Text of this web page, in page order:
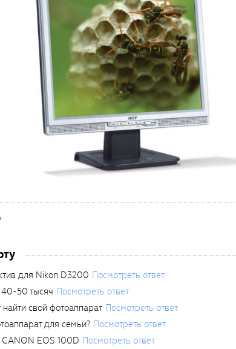
для Nikon D3200 Посмотреть ответ
50 тысяч Посмотреть ответ
свой фотоаппарат Посмотреть ответ
для семьи? Посмотреть ответ
EOS 100D Посмотреть ответ